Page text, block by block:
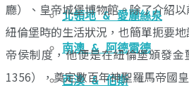
北領地 & 愛麗絲泉
南澳 & 阿德雷德
西澳 & 伯斯
廳）、皇帝城堡博物館。除了介紹
紐倫堡時的生活狀況，也簡單扼要
帝侯制度，他便是在紐倫堡頒發
1356），奠定數百年神聖羅馬帝國